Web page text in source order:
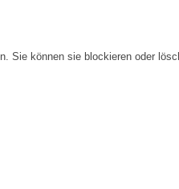
Sie können sie blockieren oder